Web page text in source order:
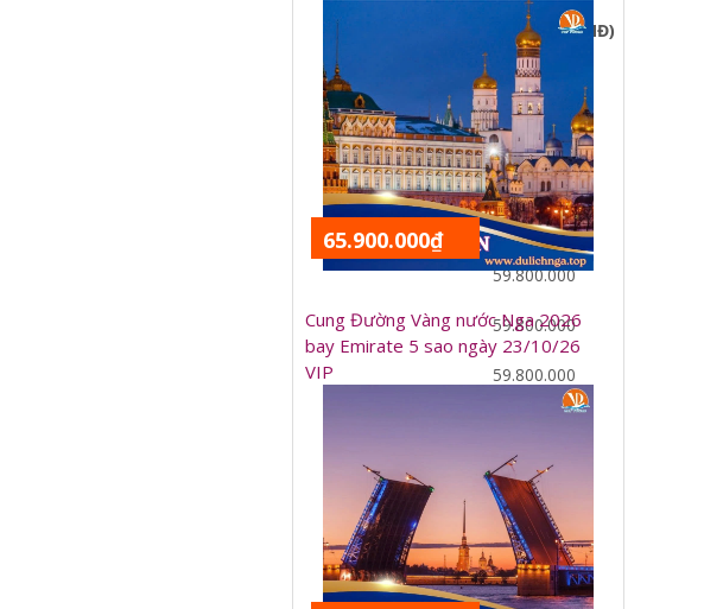
Giá tour (VNĐ)
59.800.000
64.800.000
59.800.000
59.800.000
59.800.000
59.800.000
59.800.000
59.800.000
59.800.000
64.800.000
65.900.000₫
Cung Đường Vàng nước Nga 2026
bay Emirate 5 sao ngày 23/10/26
VIP